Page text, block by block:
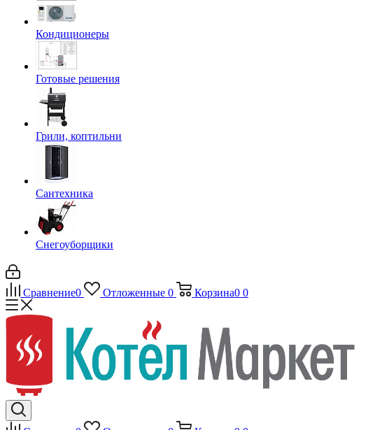
Кондиционеры
Готовые решения
Грили, коптильни
Сантехника
Снегоуборщики
Сравнение0 Отложенные 0 Корзина0 0